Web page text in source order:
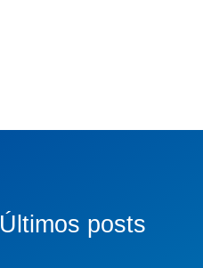
Últimos posts